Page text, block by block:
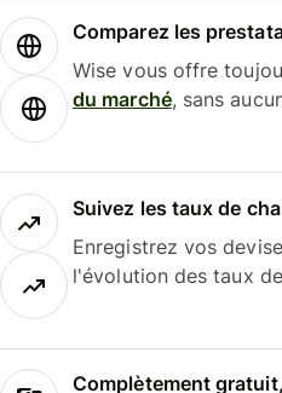
Comparez les
Wise vous offre
du marché, sans
Suivez les taux de
Enregistrez vos
l'évolution des taux
Complètement